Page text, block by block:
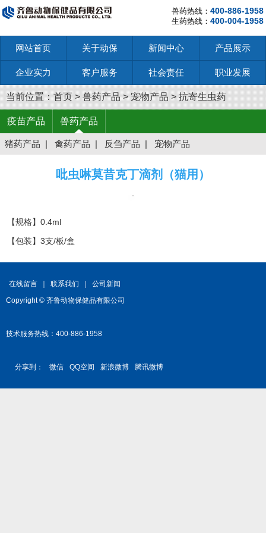
兽药热线： 400-886-1958
生药热线： 400-004-1958
网站首页 关于动保 新闻中心 产品展示
企业实力 客户服务 社会责任 职业发展
当前位置： 首页 > 兽药产品 > 宠物产品 > 抗寄生虫药
疫苗产品 兽药产品
猪药产品 | 禽药产品 | 反刍产品 | 宠物产品
吡虫啉莫昔克丁滴剂（猫用）
【规格】0.4ml
【包装】3支/板/盒
在线留言 联系我们
公司新闻
Copyright © 齐鲁动物保健品有限公司
技术服务热线：400-886-1958
分享到： 微信 QQ空间 新浪微博 腾讯微博